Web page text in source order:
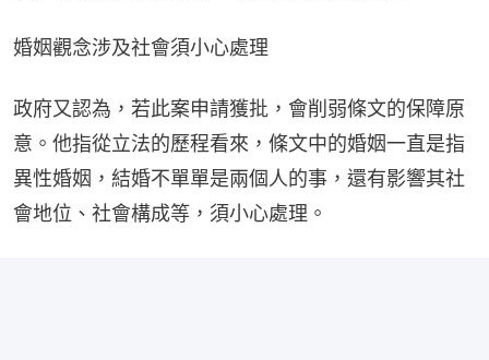
婚姻觀念涉及社會須小心處理
政府又認為，若此案申請獲批，會削弱條文的保障原
意。他指從立法的歷程看來，條文中的婚姻一直是指
異性婚姻，結婚不單單是兩個人的事，還有影響其社
會地位、社會構成等，須小心處理。